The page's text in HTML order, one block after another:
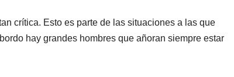
crítica. Esto es parte de las situaciones a las que
hay grandes hombres que añoran siempre estar